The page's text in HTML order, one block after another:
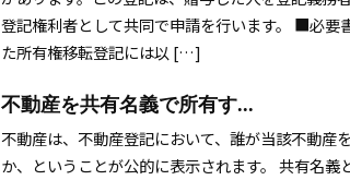
登記権利者として共同で申請を行います。 ■必要
た所有権移転登記には以 […]
不動産を共有名義で所有す...
不動産は、不動産登記において、誰が当該不動産
か、ということが公的に表示されます。 共有名義